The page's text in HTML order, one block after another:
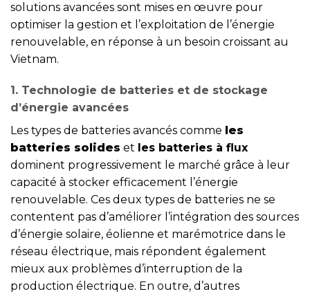
solutions avancées sont mises en œuvre pour
optimiser la gestion et l’exploitation de l’énergie
renouvelable, en réponse à un besoin croissant au
Vietnam.
1. Technologie de batteries et de stockage
d’énergie avancées
Les types de batteries avancés comme les
batteries solides et les batteries à flux
dominent progressivement le marché grâce à leur
capacité à stocker efficacement l’énergie
renouvelable. Ces deux types de batteries ne se
contentent pas d’améliorer l’intégration des sources
d’énergie solaire, éolienne et marémotrice dans le
réseau électrique, mais répondent également
mieux aux problèmes d’interruption de la
production électrique. En outre, d’autres